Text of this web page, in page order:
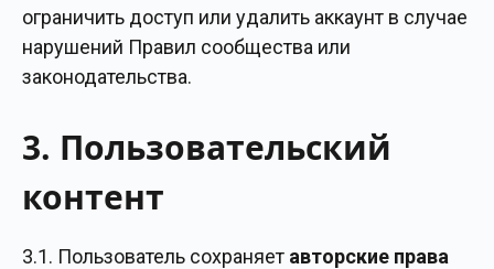
ограничить доступ или удалить аккаунт в случае
нарушений Правил сообщества или
законодательства.
3. Пользовательский
контент
3.1. Пользователь сохраняет авторские права